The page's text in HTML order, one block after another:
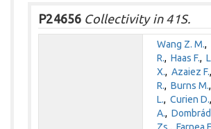
P24656 Collectivity in 41S.
Wang Z. M.,
R.,Haas F.,
X.,Azaiez F.
R.,Burns M.
L.,Curien D.
A.,
Zs.,Farnea